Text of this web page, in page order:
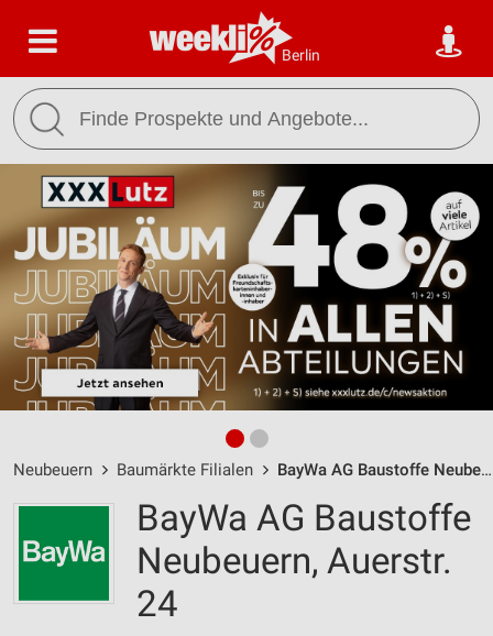
Berlin
Neubeuern Baumärkte Filialen BayWa AG Baustoffe Neubeuern / Auerstr. 24 - Öffnungszeiten & Adresse
BayWa AG Baustoffe
Neubeuern, Auerstr.
24